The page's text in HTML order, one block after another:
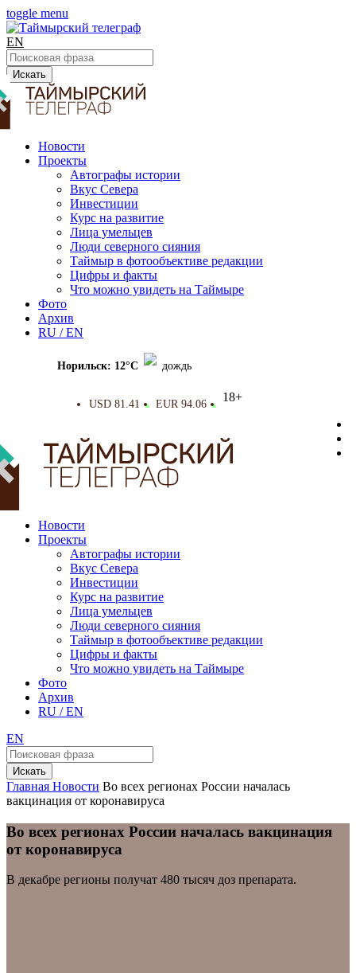
toggle menu
EN
Искать
Новости
Проекты
Автографы истории
Вкус Севера
Инвестиции
Курс на развитие
Лица умельцев
Люди северного сияния
Таймыр в фотообъективе редакции
Цифры и факты
Что можно увидеть на Таймыре
Фото
Архив
RU / EN
Норильск: 12°C дождь
USD 81.41 ▲ EUR 94.06 ▲
18+
Новости
Проекты
Автографы истории
Вкус Севера
Инвестиции
Курс на развитие
Лица умельцев
Люди северного сияния
Таймыр в фотообъективе редакции
Цифры и факты
Что можно увидеть на Таймыре
Фото
Архив
RU / EN
EN
Искать
Главная Новости Во всех регионах России началась
вакцинация от коронавируса
Во всех регионах России началась вакцинация
от коронавируса
В декабре регионы получат 480 тысяч доз препарата.